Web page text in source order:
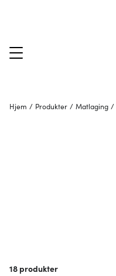
Hjem / Produkter / Matlaging /
18 produkter